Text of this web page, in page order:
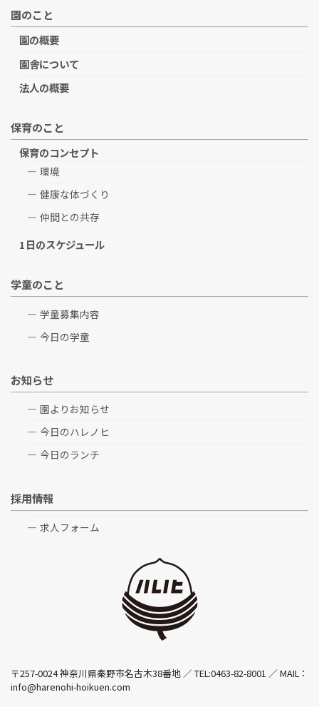
園のこと
園の概要
園舎について
法人の概要
保育のこと
保育のコンセプト
環境
健康な体づくり
仲間との共存
1日のスケジュール
学童のこと
学童募集内容
今日の学童
お知らせ
園よりお知らせ
今日のハレノヒ
今日のランチ
採用情報
求人フォーム
〒257-0024 神奈川県秦野市名古木38番地 ／ TEL:0463-82-8001 ／ MAIL：
info@harenohi-hoikuen.com